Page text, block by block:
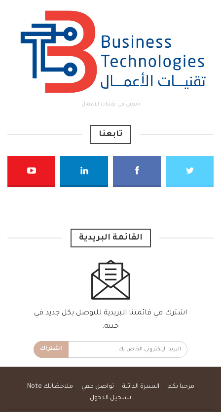
تابعني في تقنيات الاعمال
تابعنا
القائمة البريدية
اشترك في قائمتنا البريدية للتوصل بكل جديد في
حينه.
اشتراك
مرحبا بكم السيرة الذاتية تواصل معي
ملاحظاتك Note
تسجيل الدخول